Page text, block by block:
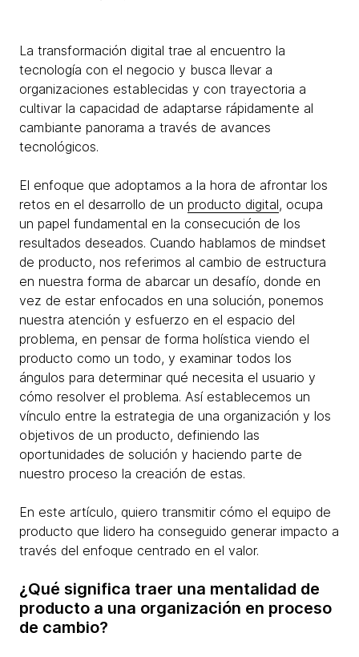
La transformación digital trae al encuentro la
tecnología con el negocio y busca llevar a
organizaciones establecidas y con trayectoria a
cultivar la capacidad de adaptarse rápidamente al
cambiante panorama a través de avances
tecnológicos.
El enfoque que adoptamos a la hora de afrontar los
retos en el desarrollo de un producto digital, ocupa
un papel fundamental en la consecución de los
resultados deseados. Cuando hablamos de mindset
de producto, nos referimos al cambio de estructura
en nuestra forma de abarcar un desafío, donde en
vez de estar enfocados en una solución, ponemos
nuestra atención y esfuerzo en el espacio del
problema, en pensar de forma holística viendo el
producto como un todo, y examinar todos los
ángulos para determinar qué necesita el usuario y
cómo resolver el problema. Así establecemos un
vínculo entre la estrategia de una organización y los
objetivos de un producto, definiendo las
oportunidades de solución y haciendo parte de
nuestro proceso la creación de estas.
En este artículo, quiero transmitir cómo el equipo de
producto que lidero ha conseguido generar impacto a
través del enfoque centrado en el valor.
¿Qué significa traer una mentalidad de
producto a una organización en proceso
de cambio?